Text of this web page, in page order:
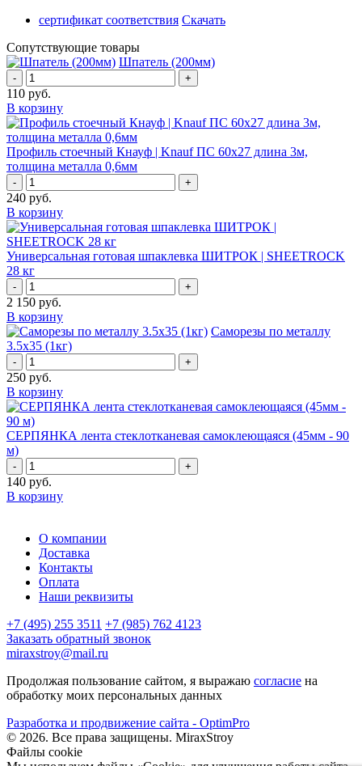
сертификат соответствия Скачать
Сопутствующие товары
Шпатель (200мм)
- +
110 руб.
В корзину
Профиль стоечный Кнауф | Knauf ПС 60x27 длина 3м,
толщина металла 0,6мм
- +
240 руб.
В корзину
Универсальная готовая шпаклевка ШИТРОК | SHEETROCK
28 кг
- +
2 150 руб.
В корзину
Саморезы по металлу
3.5х35 (1кг)
- +
250 руб.
В корзину
СЕРПЯНКА лента стеклотканевая самоклеющаяся (45мм - 90
м)
- +
140 руб.
В корзину
О компании
Доставка
Контакты
Оплата
Наши реквизиты
+7 (495) 255 3511 +7 (985) 762 4123
Заказать обратный звонок
miraxstroy@mail.ru
Продолжая пользование сайтом, я выражаю согласие на
обработку моих персональных данных
Разработка и продвижение сайта - OptimPro
© 2026. Все права защищены. MiraxStroy
Файлы cookie